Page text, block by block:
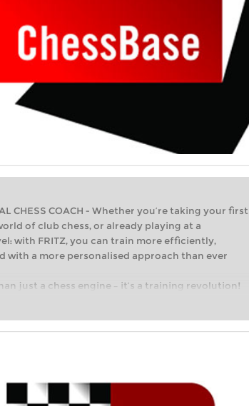
CHESS COACH - Whether you’re taking your first
of club chess, or already playing at a
with FRITZ, you can train more efficiently,
with a more personalised approach than ever
just a chess engine – it’s a training revolution!
taking your first steps into the world of club chess,
intelligently and with a more personalised